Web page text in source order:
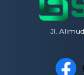
Jl.